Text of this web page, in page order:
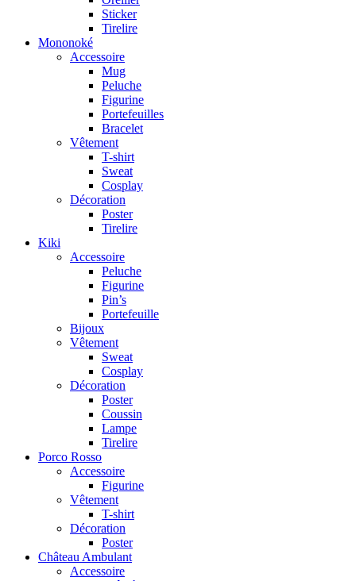
Sticker
Tirelire
Mononoké
Accessoire
Mug
Peluche
Figurine
Portefeuilles
Bracelet
Vêtement
T-shirt
Sweat
Cosplay
Décoration
Poster
Tirelire
Kiki
Accessoire
Peluche
Figurine
Pin’s
Portefeuille
Bijoux
Vêtement
Sweat
Cosplay
Décoration
Poster
Coussin
Lampe
Tirelire
Porco Rosso
Accessoire
Figurine
Vêtement
T-shirt
Décoration
Poster
Château Ambulant
Accessoire